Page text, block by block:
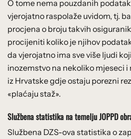
O tome nema pouzdanih
vjerojatno raspolaže uvidom, tj.
procjena o broju takvih
procijeniti koliko je njihov
da vjerojatno ima sve više ljudi
inozemstvo na nekoliko mjeseci i
iz Hrvatske gdje ostaju porezni
«plaćaju staž».
Službena statistika na temelju JOPPD
Službena DZS-ova statistika o